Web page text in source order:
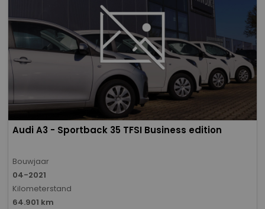
Audi A3 - Sportback 35 TFSI Business edition
Bouwjaar
04-2021
Kilometerstand
64.901 km